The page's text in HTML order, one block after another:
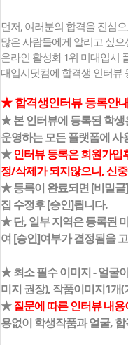
먼저, 여러분의 합격을 진심
많은 사람들에게 알리고 싶으
온라인 활성화 1위 미대입시
대입시닷컴에 합격생 인터뷰
★ 합격생인터뷰 등록안
★ 본 인터뷰에 등록된 학
운영하는 모든 플랫폼에
★인터뷰 등록은 회원가입
정/삭제가 되지않으니, 신
★ 등록이 완료되면 [비밀
집 수정후 [승인]됩니다.
★ 단, 일부 지역은 등록된
여 [승인]여부가 결정됨을
★ 최소 필수 이미지 - 얼굴
미지 권장), 작품이미지1개
★질문에 따른 인터뷰 내
용없이 학생작품과 얼굴,